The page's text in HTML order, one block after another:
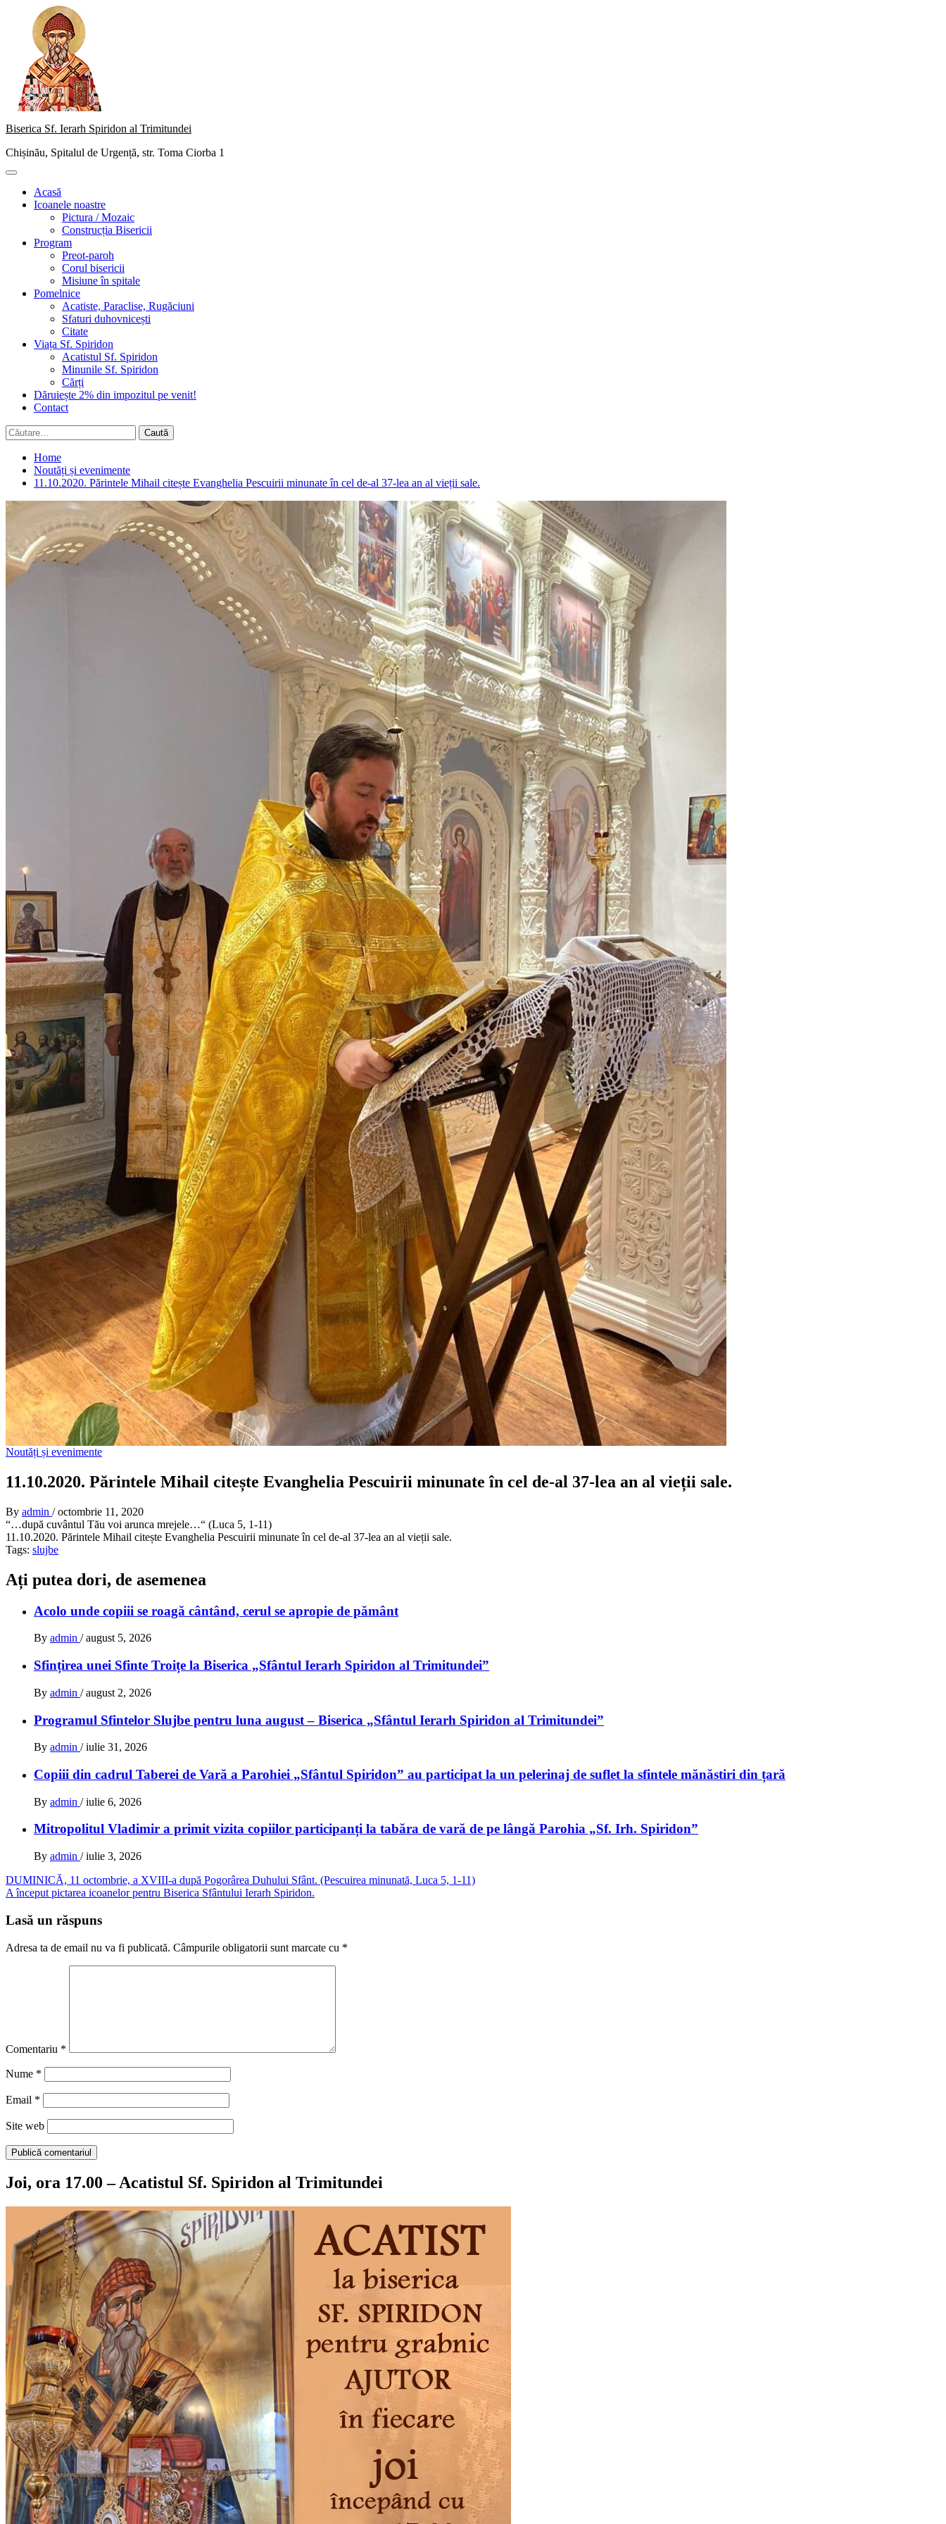
content
Biserica Sf. Ierarh Spiridon al Trimitundei
Chișinău, Spitalul de Urgență, str. Toma Ciorba 1
Primary
Acasă
Icoanele noastre
Pictura / Mozaic
Construcția Bisericii
Program
Preot-paroh
Corul bisericii
Misiune în spitale
Pomelnice
Acatiste, Paraclise, Rugăciuni
Sfaturi duhovnicești
Citate
Viața Sf. Spiridon
Acatistul Sf. Spiridon
Minunile Sf. Spiridon
Cărți
Dăruiește 2% din impozitul pe venit!
Contact
Caută
după:
Home
Noutăți și evenimente
11.10.2020. Părintele Mihail citește Evanghelia Pescuirii minunate în cel de-al 37-lea an al vieții sale.
Noutăți și evenimente
11.10.2020. Părintele Mihail citește Evanghelia Pescuirii minunate în cel de-al 37-lea an al vieții sale.
By admin / octombrie 11, 2020
“…după cuvântul Tău voi arunca mrejele…“ (Luca 5, 1-11)
11.10.2020. Părintele Mihail citește Evanghelia Pescuirii minunate în cel de-al 37-lea an al vieții sale.
Tags: slujbe
Ați putea dori, de asemenea
Acolo unde copiii se roagă cântând, cerul se apropie de pământ
By admin / august 5, 2026
Sfințirea unei Sfinte Troițe la Biserica „Sfântul Ierarh Spiridon al Trimitundei”
By admin / august 2, 2026
Programul Sfintelor Slujbe pentru luna august – Biserica „Sfântul Ierarh Spiridon al Trimitundei”
By admin / iulie 31, 2026
Copiii din cadrul Taberei de Vară a Parohiei „Sfântul Spiridon” au participat la un pelerinaj de suflet la sfintele mănăstiri din țară
By admin / iulie 6, 2026
Mitropolitul Vladimir a primit vizita copiilor participanți la tabăra de vară de pe lângă Parohia „Sf. Irh. Spiridon”
By admin / iulie 3, 2026
Navigare
în
articole
DUMINICĂ, 11 octombrie, a XVIII-a după Pogorârea Duhului Sfânt. (Pescuirea minunată, Luca 5, 1-11)
A început pictarea icoanelor pentru Biserica Sfântului Ierarh Spiridon.
Lasă un răspuns
Adresa ta de email nu va fi publicată. Câmpurile obligatorii sunt marcate cu *
Comentariu *
Nume *
Email *
Site web
Joi, ora 17.00 – Acatistul Sf. Spiridon al Trimitundei